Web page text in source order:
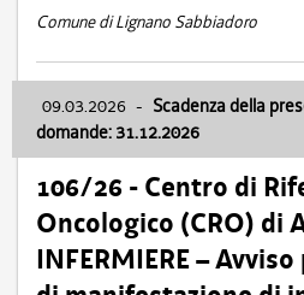
Comune di Lignano Sabbiadoro
09.03.2026 - Scadenza della
domande: 31.12.2026
106/26 - Centro di
Oncologico (CRO) di
INFERMIERE –